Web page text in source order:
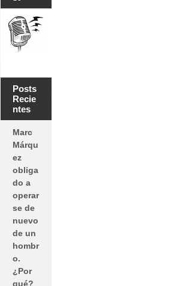
Posts
Recie
ntes
Marc
Márqu
ez
obliga
do a
operar
se de
nuevo
de un
hombr
o.
¿Por
qué?